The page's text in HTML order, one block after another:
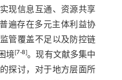
现信息互通、资源共享
遍存在多元主体利益协
管覆盖不足以及防控链
境[7-8]。现有文献多集中
探讨，对于地方层面所